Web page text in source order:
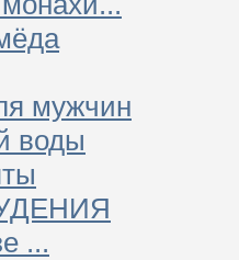
мужчин
воды
...